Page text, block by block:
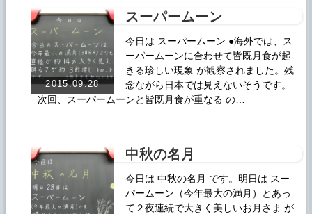
2015.09.28
スーパームーン
今日は スーパームーン ●海外では、ス
ーパームーンに合わせて皆既月食が起
きる珍しい現象 が観察されました。残
念ながら日本では見えないそうです。
次回、スーパームーンと皆既月食が重なる の…
中秋の名月
今日は 中秋の名月 です。明日は スー
パームーン（今年最大の満月）とあっ
て２夜連続で大きく美しいお月さま が